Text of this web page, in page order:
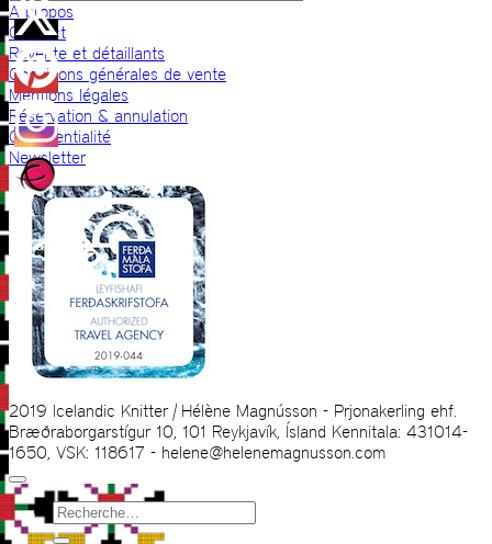
A propos
Contact
Revente et détaillants
Conditions générales de vente
Mentions légales
Réservation & annulation
Confidentialité
Newsletter
2019 Icelandic Knitter | Hélène Magnússon - Prjonakerling ehf.
Bræðraborgarstígur 10, 101 Reykjavík, Ísland Kennitala: 431014-
1650, VSK: 118617 - helene@helenemagnusson.com
Recherche
pour :